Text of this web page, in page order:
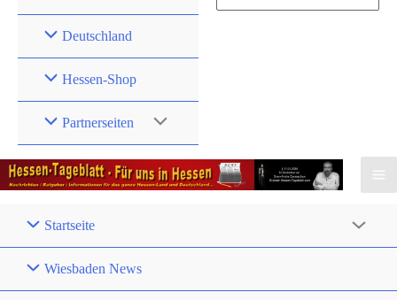
Deutschland
Hessen-Shop
Partnerseiten
Startseite
Wiesbaden News